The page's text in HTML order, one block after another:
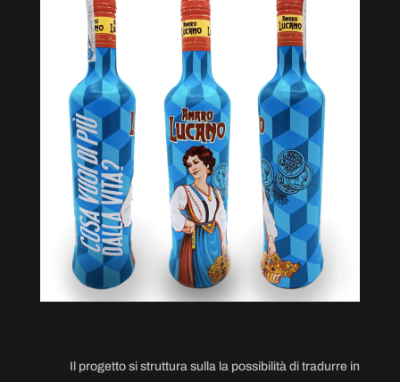
Il progetto si struttura sulla la possibilità di tradurre in